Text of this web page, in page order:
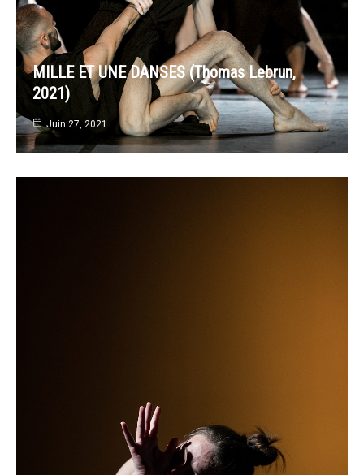
MILLE ET UNE DANSES (Thomas Lebrun,
2021)
Juin 27, 2021